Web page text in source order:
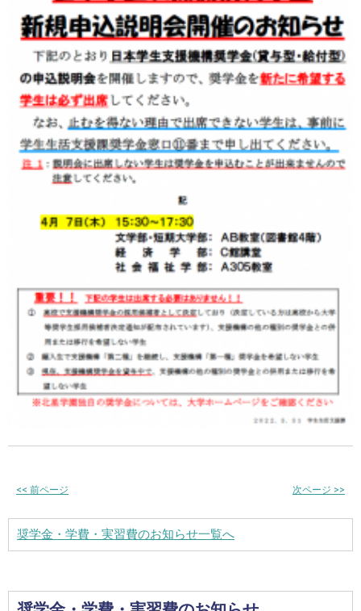
<< 前ページ 次ページ >>
奨学金・学費・実習費のお知らせ一覧へ